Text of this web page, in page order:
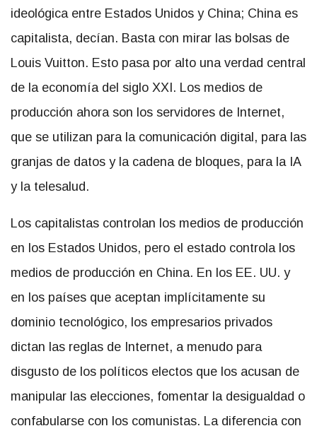
ideológica entre Estados Unidos y China; China es
capitalista, decían. Basta con mirar las bolsas de
Louis Vuitton. Esto pasa por alto una verdad central
de la economía del siglo XXI. Los medios de
producción ahora son los servidores de Internet,
que se utilizan para la comunicación digital, para las
granjas de datos y la cadena de bloques, para la IA
y la telesalud.
Los capitalistas controlan los medios de producción
en los Estados Unidos, pero el estado controla los
medios de producción en China. En los EE. UU. y
en los países que aceptan implícitamente su
dominio tecnológico, los empresarios privados
dictan las reglas de Internet, a menudo para
disgusto de los políticos electos que los acusan de
manipular las elecciones, fomentar la desigualdad o
confabularse con los comunistas. La diferencia con